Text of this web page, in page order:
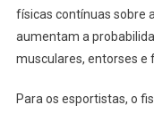
físicas contínuas sobre
aumentam a
musculares, entorses e
Para os esportistas, o